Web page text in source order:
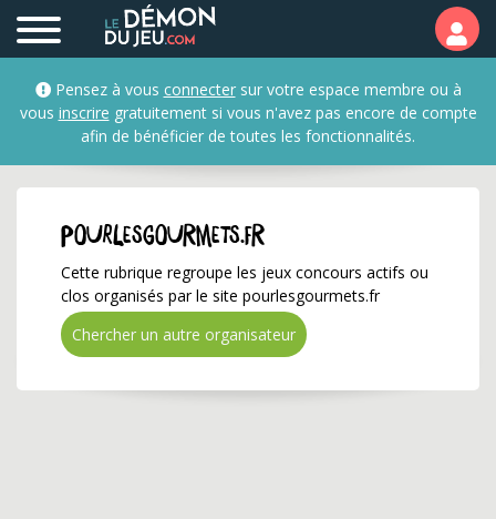
pourlesgourmets.fr ✅
Pensez à vous connectersur votre espace membre ou à
vous inscrire gratuitement si vous n'avez pas encore de compte
afin de bénéficier de toutes les fonctionnalités.
pourlesgourmets.fr
Cette rubrique regroupe les jeux concours actifs ou
clos organisés par le site pourlesgourmets.fr
Chercher un autre organisateur